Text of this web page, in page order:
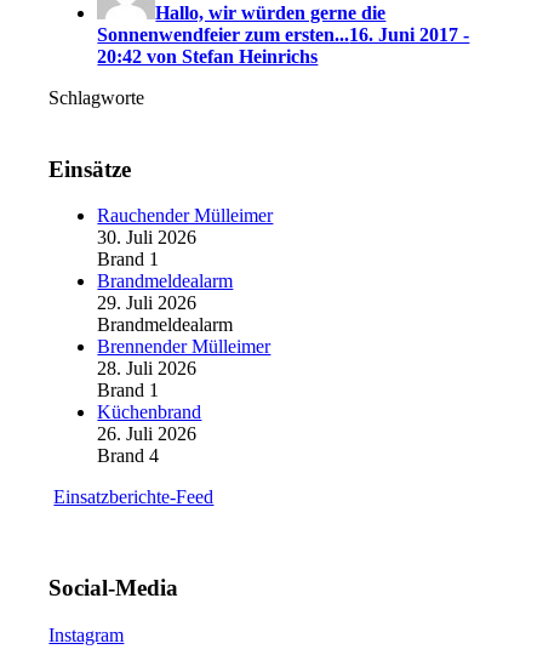
Hallo, wir würden gerne die
Sonnenwendfeier zum ersten...16. Juni 2017 -
20:42 von Stefan Heinrichs
Schlagworte
Einsätze
Rauchender Mülleimer
30. Juli 2026
Brand 1
Brandmeldealarm
29. Juli 2026
Brandmeldealarm
Brennender Mülleimer
28. Juli 2026
Brand 1
Küchenbrand
26. Juli 2026
Brand 4
Einsatzberichte-Feed
Social-Media
Instagram